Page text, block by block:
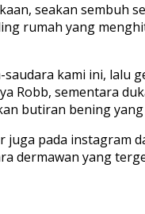
seakan sembuh
rumah yang
kami ini,
Robb, sementara
butiran bening
pada
dermawan yang